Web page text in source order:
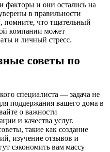
факторы и они остались на
в правильности
помните, что тщательный
компании может
и личный стресс.
советы по
специалиста — задача не
поддержания вашего дома в
о важности
и качества услуг.
такие как создание
изучение отзывов и
сэкономить вам массу